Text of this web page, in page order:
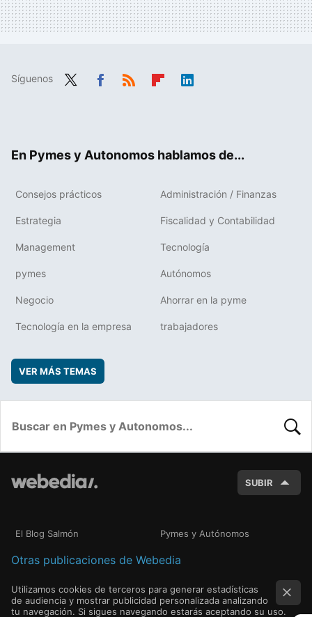
Síguenos
En Pymes y Autonomos hablamos de...
Consejos prácticos Administración / Finanzas
Estrategia Fiscalidad y Contabilidad
Management Tecnología
pymes Autónomos
Negocio Ahorrar en la pyme
Tecnología en la empresa trabajadores
VER MÁS TEMAS
SUBIR
El Blog Salmón Pymes y Autónomos
Otras publicaciones de Webedia
Utilizamos cookies de terceros para generar estadísticas
de audiencia y mostrar publicidad personalizada analizando
tu navegación. Si sigues navegando estarás aceptando su uso.